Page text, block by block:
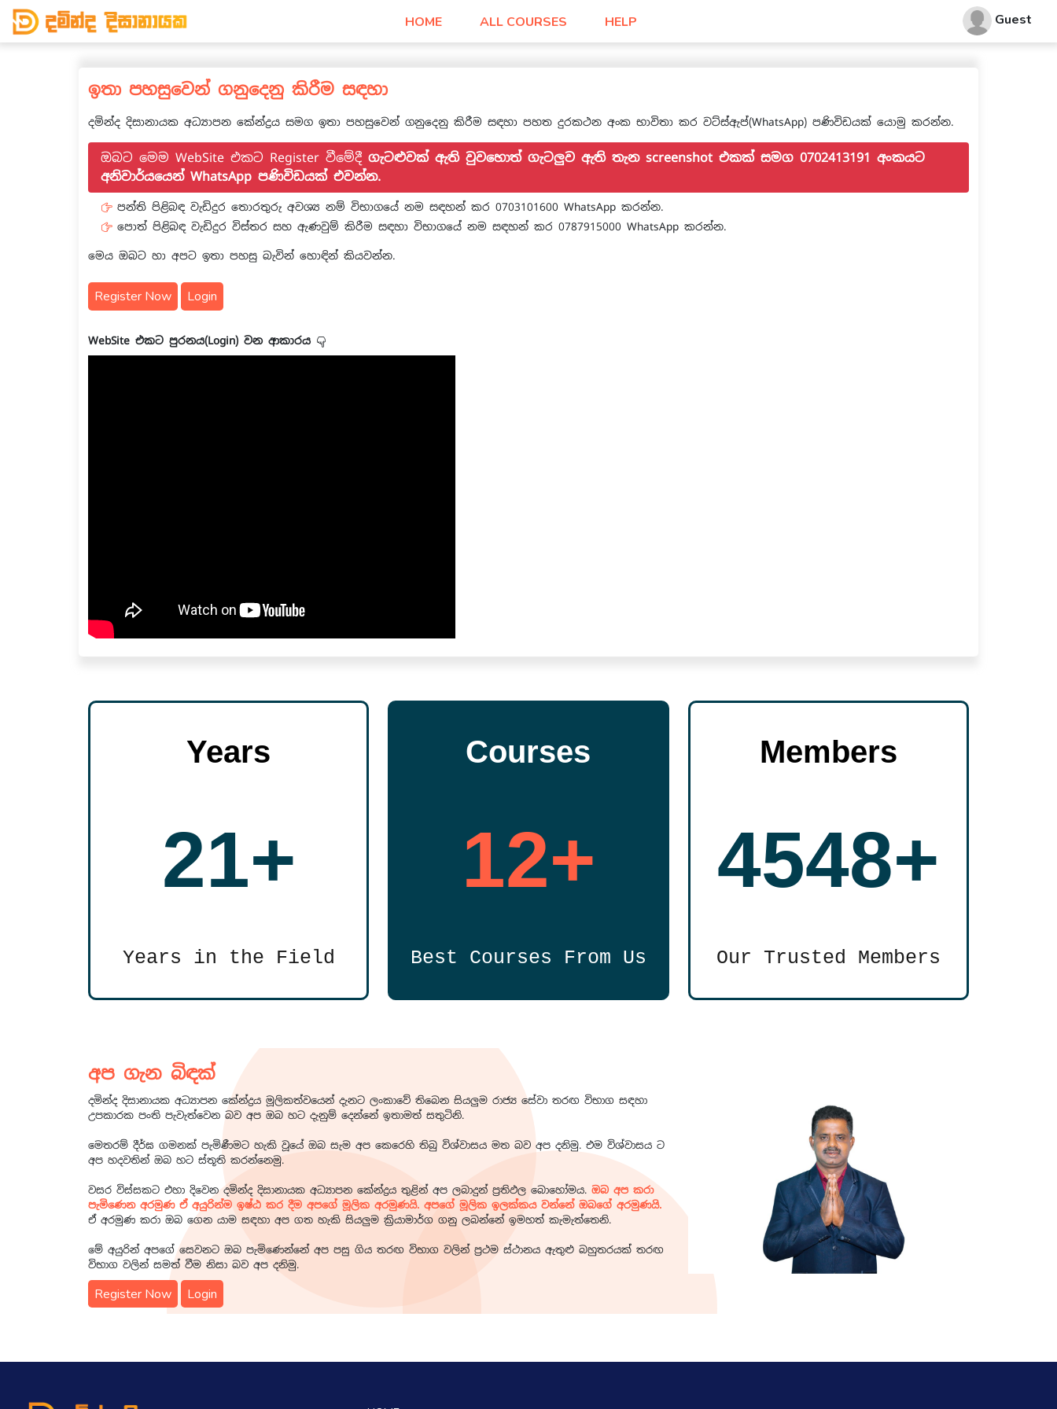
HOME ALL COURSES HELP Guest
ඉතා පහසුවෙන් ගනුදෙනු කිරීම සඳහා
දමින්ද දිසානායක අධ්‍යාපන කේන්ද්‍රය සමග ඉතා පහසුවෙන් ගනුදෙනු කිරීම සඳහා පහත දුරකථන අංක භාවිතා කර වට්ස්ඇප්(WhatsApp) පණිවිඩයක් යොමු කරන්න.
ඔබට මෙම WebSite එකට Register වීමේදී ගැටළුවක් ඇති වුවහොත් ගැටලුව ඇති තැන screenshot එකක් සමග 0702413191 අංකයට
අනිවාර්යයෙන් WhatsApp පණිවිඩයක් එවන්න.
පන්ති පිළිබඳ වැඩිදුර තොරතුරු අවශ්‍ය නම් විභාගයේ නම සඳහන් කර 0703101600 WhatsApp කරන්න.
පොත් පිළිබඳ වැඩිදුර විස්තර සහ ඇණවුම් කිරීම සඳහා විභාගයේ නම සඳහන් කර 0787915000 WhatsApp කරන්න.
මෙය ඔබට හා අපට ඉතා පහසු බැවින් හොඳින් කියවන්න.
Register Now Login
WebSite එකට පුරනය(Login) වන ආකාරය
Years
21+
Years in the Field
Courses
12+
Best Courses From Us
Members
4548+
Our Trusted Members
අප ගැන බිඳක්
දමින්ද දිසානායක අධ්‍යාපන කේන්ද්‍රය මූලිකත්වයෙන් දැනට ලංකාවේ තිබෙන සියලුම රාජ්‍ය සේවා තරඟ විභාග සඳහා
උපකාරක පංති පැවැත්වෙන බව අප ඔබ හට දැනුම් දෙන්නේ ඉතාමත් සතුටිනි.
මෙතරම් දීර්ඝ ගමනක් පැමිණීමට හැකි වූයේ ඔබ සැම අප කෙරෙහි තිබු විශ්වාසය මත බව අප දනිමු. එම විශ්වාසය ට
අප හදවතින් ඔබ හට ස්තූති කරන්නෙමු.
වසර විස්සකට එහා දිවෙන දමින්ද දිසානායක අධ්‍යාපන කේන්ද්‍රය තුළින් අප ලබාදුන් ප්‍රතිඵල බොහෝමය. ඔබ අප කරා
පැමිණෙන අරමුණ ඒ අයුරින්ම ඉෂ්ඨ කර දීම අපගේ මූලික අරමුණයි. අපගේ මූලික ඉලක්කය වන්නේ ඔබගේ අරමුණයි.
ඒ අරමුණ කරා ඔබ ගෙන යාම සඳහා අප ගත හැකි සියලුම ක්‍රියාමාර්ග ගනු ලබන්නේ ඉමහත් කැමැත්තෙනි.
මේ අයුරින් අපගේ සෙවනට ඔබ පැමිණෙන්නේ අප පසු ගිය තරඟ විභාග වලින් ප්‍රථම ස්ථානය ඇතුළු බහුතරයක් තරඟ
විභාග වලින් සමත් වීම නිසා බව අප දනිමු.
Register Now Login